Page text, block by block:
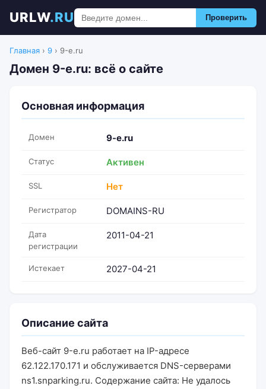
URLW.RU Проверить
Главная › 9 › 9-e.ru
Домен 9-e.ru: всё о сайте
Основная информация
Домен 9-e.ru
Статус Активен
SSL Нет
Регистратор DOMAINS-RU
Дата
регистрации
2011-04-21
Истекает 2027-04-21
Описание сайта
Веб-сайт 9-e.ru работает на IP-адресе
62.122.170.171 и обслуживается DNS-серверами
ns1.snparking.ru. Содержание сайта: Не удалось